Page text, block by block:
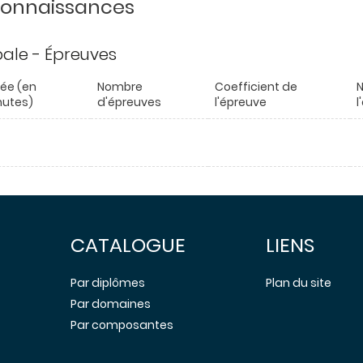
- Épreuves
(en
Nombre
d'épreuves
Coefficient de
l'épreuve
CATALOGUE
Par diplômes
Par domaines
Par composantes
LIENS
Plan du site